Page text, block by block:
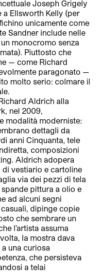
Joseph Grigely
a Ellsworth Kelly (per
unicamente come
Sandner include nelle
monocromo senza
Piuttosto che
— come Richard
paragonato —
molto serio: colmare il
Aldrich alla
nel 2009,
modalità moderniste:
dettagli da
anni Cinquanta, tele
composizioni
Aldrich adopera
vestiario e cartoline
via dei pezzi di tela
pittura a olio e
ad alcuni segni
dipinge copie
che sembrare un
l’artista assuma
la mostra dava
una curiosa
che persisteva
a telai